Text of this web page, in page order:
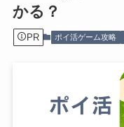
かる？
PR ポイ活ゲーム攻略